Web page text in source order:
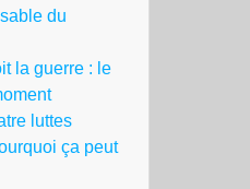
du
la guerre : le
luttes
ça peut